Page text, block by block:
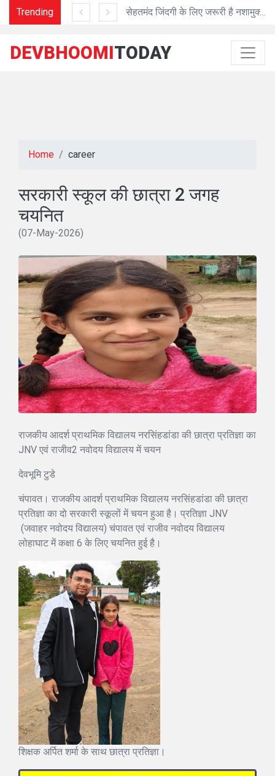
Trending
बाद चंपावत को मिलेंगे DFO सेहतमंद जिंदगी के लिए जरूरी है नशामुक्त जिंदगी
DEVBHOOMITODAY
Home career
सरकारी स्कूल की छात्रा 2 जगह
चयनित
(07-May-2026)
राजकीय आदर्श प्राथमिक विद्यालय नरसिंहडांडा की छात्रा प्रतिज्ञा का
JNV एवं राजीव2 नवोदय विद्यालय में चयन
देवभूमि टुडे
चंपावत। राजकीय आदर्श प्राथमिक विद्यालय नरसिंहडांडा की छात्रा
प्रतिज्ञा का दो सरकारी स्कूलों में चयन हुआ है। प्रतिज्ञा JNV
(जवाहर नवोदय विद्यालय) चंपावत एवं राजीव नवोदय विद्यालय
लोहाघाट में कक्षा 6 के लिए चयनित हुई है।
शिक्षक अर्पित शर्मा के साथ छात्रा प्रतिज्ञा।